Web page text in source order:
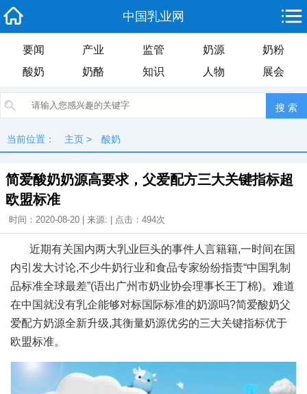
中国乳业网
要闻 产业 监管 奶源
奶粉
酸奶
奶酪 知识 人物 展会
当前位置： 主页 > 酸奶
简爱酸奶奶源高要求，父爱配方三大关键指标超
欧盟标准
时间：2020-08-20 | 来源: | 点击： 494次
近期有关国内两大乳业巨头的事件人言籍籍,一时间在国
内引发大讨论,不少牛奶行业和食品专家纷纷指责“中国乳制
品标准全球最差”(语出广州市奶业协会理事长王丁棉)。难道
在中国就没有乳企能够对标国际标准的奶源吗?简爱酸奶父
爱配方奶源全新升级,其衡量奶源优劣的三大关键指标优于
欧盟标准。